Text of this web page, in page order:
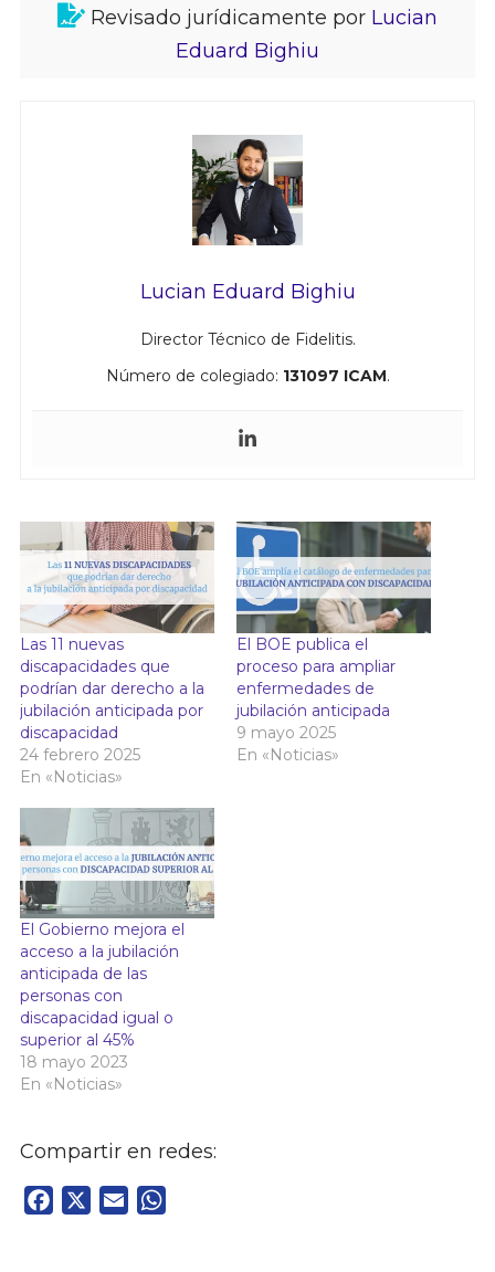
Revisado jurídicamente por Lucian
Eduard Bighiu
Lucian Eduard Bighiu
Director Técnico de Fidelitis.
Número de colegiado: 131097 ICAM.
Las 11 nuevas
discapacidades que
podrían dar derecho a la
jubilación anticipada por
discapacidad
24 febrero 2025
En «Noticias»
El BOE publica el
proceso para ampliar
enfermedades de
jubilación anticipada
9 mayo 2025
En «Noticias»
El Gobierno mejora el
acceso a la jubilación
anticipada de las
personas con
discapacidad igual o
superior al 45%
18 mayo 2023
En «Noticias»
Compartir en redes:
Facebook Email